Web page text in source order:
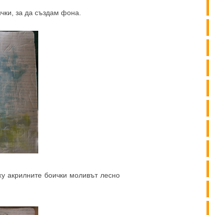
за да създам фона.
акрилните боички моливът лесно